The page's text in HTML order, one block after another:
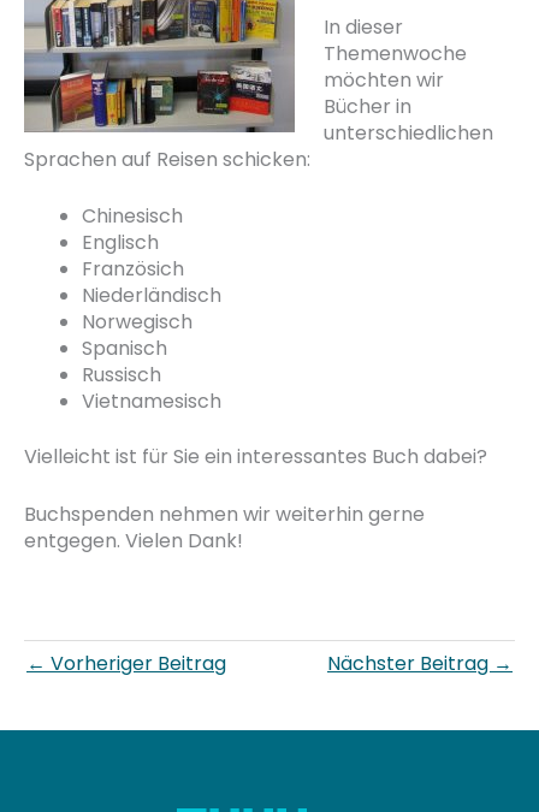
In dieser
Themenwoche
möchten wir
Bücher in
unterschiedlichen
Sprachen auf Reisen schicken:
Chinesisch
Englisch
Französich
Niederländisch
Norwegisch
Spanisch
Russisch
Vietnamesisch
Vielleicht ist für Sie ein interessantes Buch dabei?
Buchspenden nehmen wir weiterhin gerne
entgegen. Vielen Dank!
← Vorheriger Beitrag Nächster Beitrag →